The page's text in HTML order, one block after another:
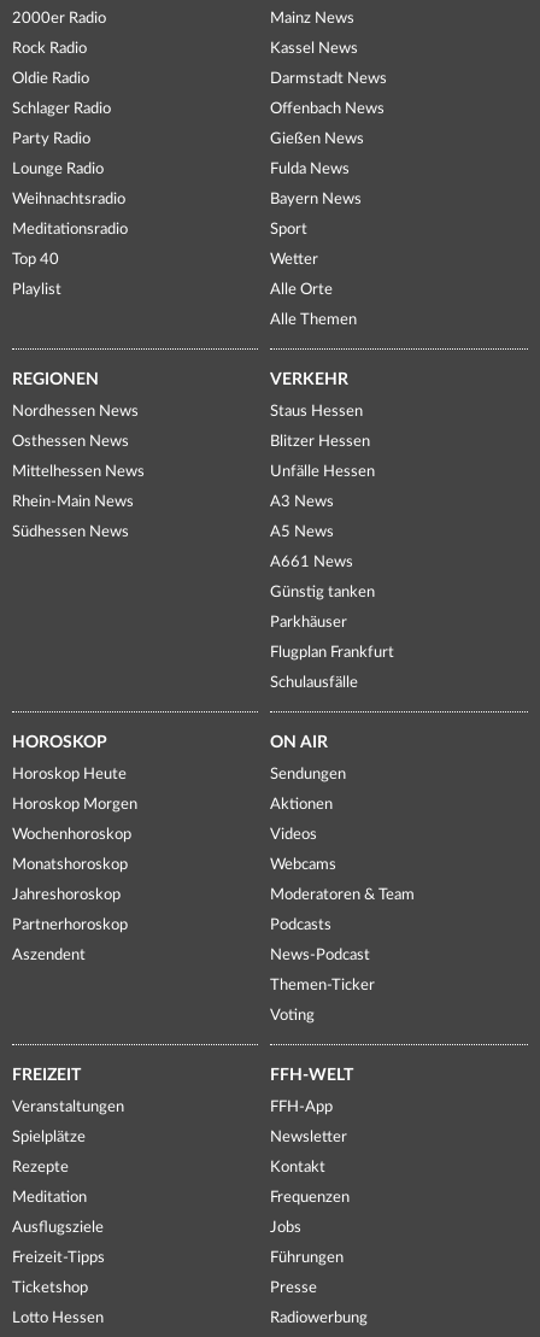
2000er Radio
Rock Radio
Oldie Radio
Schlager Radio
Party Radio
Lounge Radio
Weihnachtsradio
Meditationsradio
Top 40
Playlist
Mainz News
Kassel News
Darmstadt News
Offenbach News
Gießen News
Fulda News
Bayern News
Sport
Wetter
Alle Orte
Alle Themen
REGIONEN
Nordhessen News
Osthessen News
Mittelhessen News
Rhein-Main News
Südhessen News
VERKEHR
Staus Hessen
Blitzer Hessen
Unfälle Hessen
A3 News
A5 News
A661 News
Günstig tanken
Parkhäuser
Flugplan Frankfurt
Schulausfälle
HOROSKOP
Horoskop Heute
Horoskop Morgen
Wochenhoroskop
Monatshoroskop
Jahreshoroskop
Partnerhoroskop
Aszendent
ON AIR
Sendungen
Aktionen
Videos
Webcams
Moderatoren & Team
Podcasts
News-Podcast
Themen-Ticker
Voting
FREIZEIT
Veranstaltungen
Spielplätze
Rezepte
Meditation
Ausflugsziele
Freizeit-Tipps
Ticketshop
Lotto Hessen
FFH-WELT
FFH-App
Newsletter
Kontakt
Frequenzen
Jobs
Führungen
Presse
Radiowerbung